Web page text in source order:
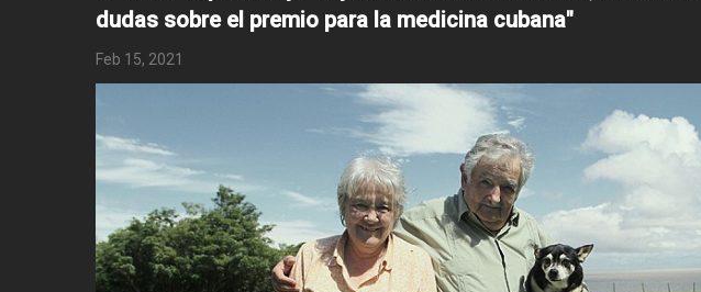
dudas sobre el premio para la medicina cubana"
Feb 15, 2021